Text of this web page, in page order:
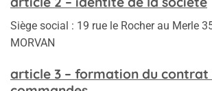
Siège social : 19 rue le Rocher au Merle
MORVAN
article 3 – formation du contrat